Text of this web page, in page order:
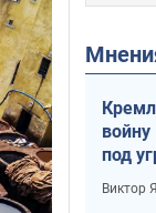
под
Виктор